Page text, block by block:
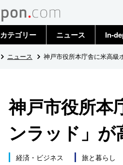
カテゴリー
政治・外交
国際
社会
文化
ニュース
トップ
In-
ニュース 神戸市役所本庁舎に米高
神戸市役所
ンラッド」が
経済・ビジネス 旅と暮らし